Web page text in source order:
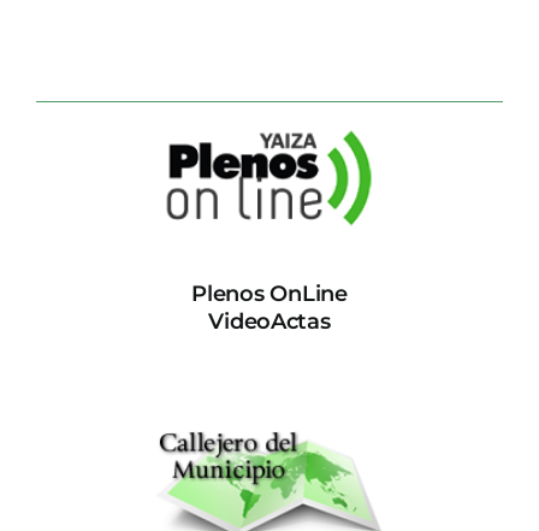
Plenos OnLine
VideoActas